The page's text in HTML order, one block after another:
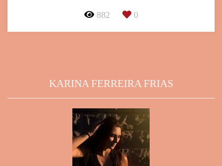
882 0
KARINA FERREIRA FRIAS